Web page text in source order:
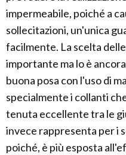
impermeabile, poiché a
sollecitazioni, un'unica
facilmente. La scelta
importante ma lo è
buona posa con l'uso di
specialmente i collanti
tenuta eccellente tra le
invece rappresenta per i
poiché, è più esposta